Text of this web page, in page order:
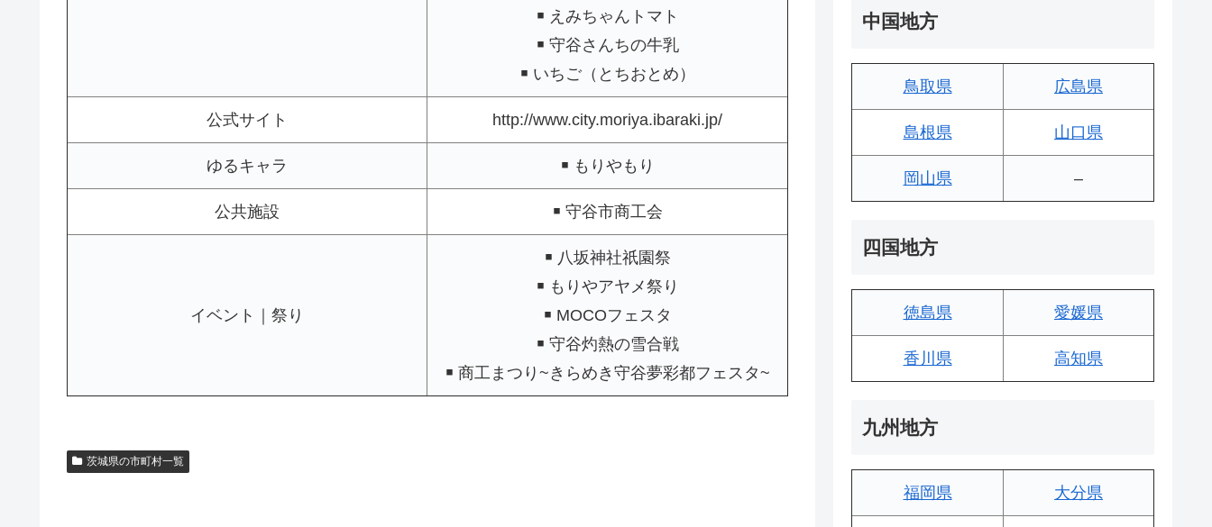
￭ えみちゃんトマト
￭ 守谷さんちの牛乳
￭ いちご（とちおとめ）
公式サイト http://www.city.moriya.ibaraki.jp/
ゆるキャラ ￭ もりやもり
公共施設 ￭ 守谷市商工会
イベント｜祭り
￭ 八坂神社祇園祭
￭ もりやアヤメ祭り
￭ MOCOフェスタ
￭ 守谷灼熱の雪合戦
￭ 商工まつり~きらめき守谷夢彩都フェスタ~
茨城県の市町村一覧
中国地方
鳥取県 広島県
島根県 山口県
岡山県 –
四国地方
徳島県 愛媛県
香川県 高知県
九州地方
福岡県 大分県